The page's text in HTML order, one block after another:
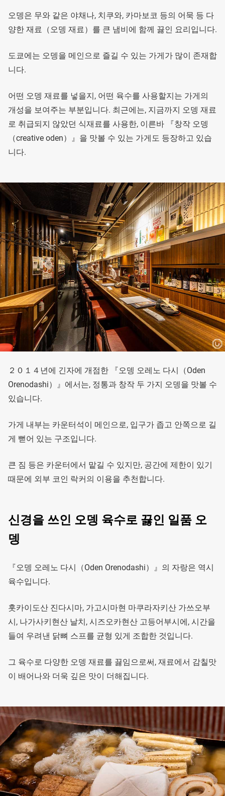
오뎅은 무와 같은 야채나, 치쿠와, 카마보코 등의 어묵 등 다
양한 재료（오뎅 재료）를 큰 냄비에 함께 끓인 요리입니다.
도쿄에는 오뎅을 메인으로 즐길 수 있는 가게가 많이 존재합
니다.
어떤 오뎅 재료를 넣을지, 어떤 육수를 사용할지는 가게의
개성을 보여주는 부분입니다. 최근에는, 지금까지 오뎅 재료
로 취급되지 않았던 식재료를 사용한, 이른바 『창작 오뎅
（creative oden）』을 맛볼 수 있는 가게도 등장하고 있습
니다.
２０１４년에 긴자에 개점한 『오뎅 오레노 다시（Oden
Orenodashi）』에서는, 정통과 창작 두 가지 오뎅을 맛볼 수
있습니다.
가게 내부는 카운터석이 메인으로, 입구가 좁고 안쪽으로 길
게 뻗어 있는 구조입니다.
큰 짐 등은 카운터에서 맡길 수 있지만, 공간에 제한이 있기
때문에 외부 코인 락커의 이용을 추천합니다.
신경을 쓰인 오뎅 육수로 끓인 일품 오
뎅
『오뎅 오레노 다시（Oden Orenodashi）』의 자랑은 역시
육수입니다.
홋카이도산 진다시마, 가고시마현 마쿠라자키산 가쓰오부
시, 나가사키현산 날치, 시즈오카현산 고등어부시에, 시간을
들여 우려낸 닭뼈 스프를 균형 있게 조합한 것입니다.
그 육수로 다양한 오뎅 재료를 끓임으로써, 재료에서 감칠맛
이 배어나와 더욱 깊은 맛이 더해집니다.